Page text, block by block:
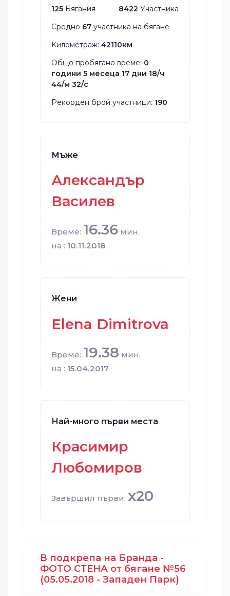
125 Бягания 8422 Участника
Средно 67 участника на бягане
Километраж: 42110км
Общо пробягано време: 0
години 5 месеца 17 дни 18/ч
44/м 32/с
Рекорден брой участници: 190
Мъже
Александър
Василев
Време: 16.36 мин.
на : 10.11.2018
Жени
Elena Dimitrova
Време: 19.38 мин.
на : 15.04.2017
Най-много първи места
Красимир
Любомиров
Завършил първи: x20
В подкрепа на Бранда -
ФОТО СТЕНА от бягане №56
(05.05.2018 - Западен Парк)